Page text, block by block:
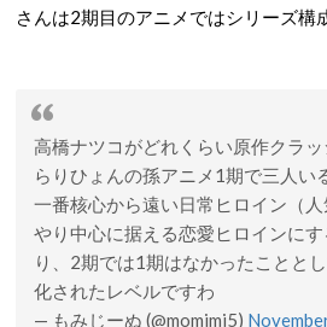
さんは2期目のアニメではシリーズ構
高橋ナツコがどれくらい原作クラ
らりひょんの孫アニメ1期で三人い
一番核心から遠い日常ヒロイン（
やり中心に据える恋愛ヒロインに
り、2期では1期はなかったことと
化されたレベルですわ
— もみじーぬ (@momimi5)